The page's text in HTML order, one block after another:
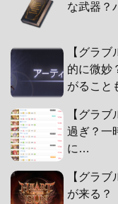
な武器？
【グラ
的に微妙
がること
【グラ
過ぎ？一
に…
【グラ
が来る？